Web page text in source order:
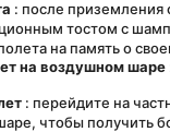
: после приземления
тостом с
на память о
на воздушном шаре
: перейдите на
чтобы получить